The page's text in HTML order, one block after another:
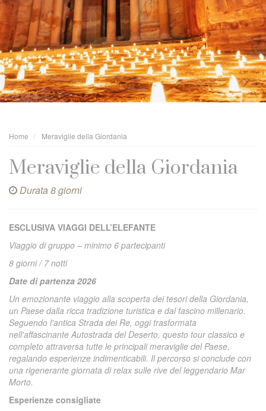
Home Meraviglie della Giordania
Meraviglie della Giordania
Durata 8 giorni
ESCLUSIVA VIAGGI DELL’ELEFANTE
Viaggio di gruppo – minimo 6 partecipanti
8 giorni / 7 notti
Date di partenza 2026
Un emozionante viaggio alla scoperta dei tesori della Giordania,
un Paese dalla ricca tradizione turistica e dal fascino millenario.
Seguendo l'antica Strada dei Re, oggi trasformata
nell'affascinante Autostrada del Deserto, questo tour classico e
completo attraversa tutte le principali meraviglie del Paese,
regalando esperienze indimenticabili. Il percorso si conclude con
una rigenerante giornata di relax sulle rive del leggendario Mar
Morto.
Esperienze consigliate